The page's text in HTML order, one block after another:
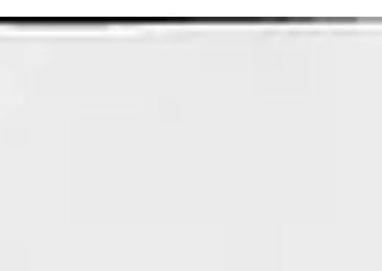
sua collezione Fall/Winter 24/25, lo...